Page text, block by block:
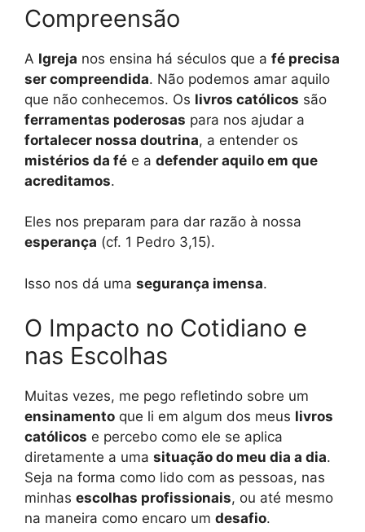
Compreensão
A Igreja nos ensina há séculos que a fé precisa
ser compreendida. Não podemos amar aquilo
que não conhecemos. Os livros católicos são
ferramentas poderosas para nos ajudar a
fortalecer nossa doutrina, a entender os
mistérios da fé e a defender aquilo em que
acreditamos.
Eles nos preparam para dar razão à nossa
esperança (cf. 1 Pedro 3,15).
Isso nos dá uma segurança imensa.
O Impacto no Cotidiano e
nas Escolhas
Muitas vezes, me pego refletindo sobre um
ensinamento que li em algum dos meus livros
católicos e percebo como ele se aplica
diretamente a uma situação do meu dia a dia.
Seja na forma como lido com as pessoas, nas
minhas escolhas profissionais, ou até mesmo
na maneira como encaro um desafio.